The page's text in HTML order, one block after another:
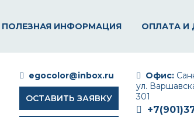
ПОЛЕЗНАЯ ИНФОРМАЦИЯ ОПЛАТА И
Офис:
ул.
301
egocolor@inbox.ru
ОСТАВИТЬ ЗАЯВКУ